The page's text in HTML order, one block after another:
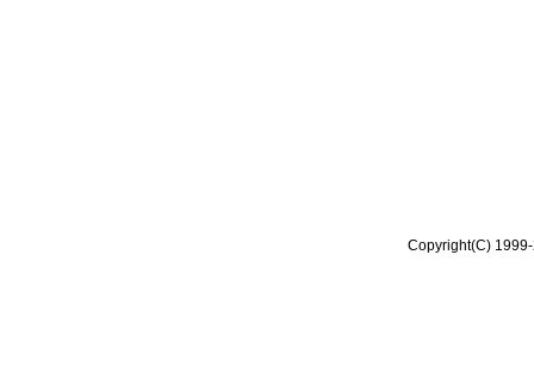
Copyright(C)